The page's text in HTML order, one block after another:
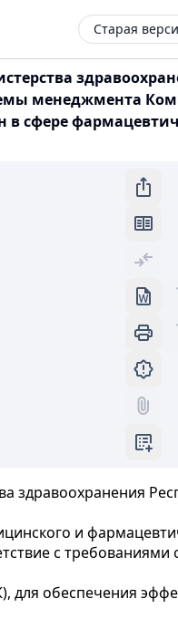
Старая
менеджмента
сфере
здравоохранения
и
с требованиями
для обеспечения